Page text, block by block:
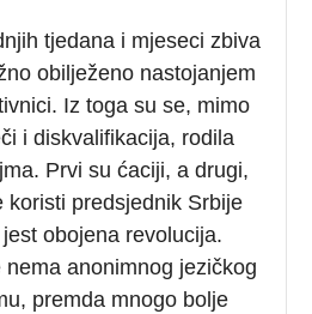
tjedana i mjeseci zbiva
obilježeno nastojanjem
Iz toga su se, mimo
i diskvalifikacija, rodila
Prvi su ćaciji, a drugi,
koristi predsjednik Srbije
obojena revolucija.
anonimnog jezičkog
premda mnogo bolje